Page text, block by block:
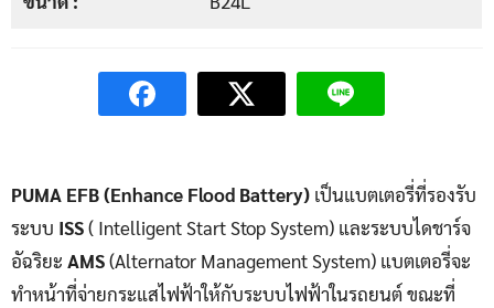
PUMA EFB (Enhance Flood Battery) เป็นแบตเตอรี่ที่รองรับ
ระบบ ISS( Intelligent Start Stop System) และระบบไดชาร์จ
อัฉริยะ AMS(Alternator Management System) แบตเตอรี่จะ
ทำหน้าที่จ่ายกระแสไฟฟ้าให้กับระบบไฟฟ้าในรถยนต์ ขณะที่